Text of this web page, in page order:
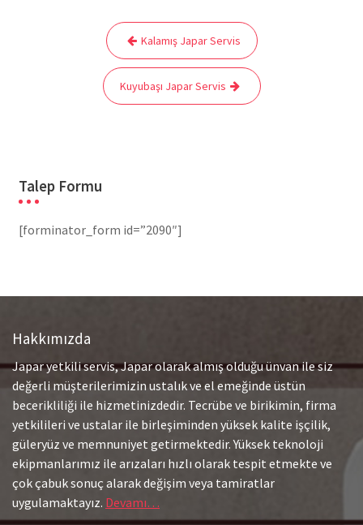
Kalamış Japar Servis
Kuyubaşı Japar Servis
Talep Formu
[forminator_form id=”2090″]
Hakkımızda
Japar yetkili servis, Japar olarak almış olduğu ünvan ile siz
değerli müşterilerimizin ustalık ve el emeğinde üstün
becerikliliği ile hizmetinizdedir. Tecrübe ve birikimin, firma
yetkilileri ve ustalar ile birleşiminden yüksek kalite işçilik,
güleryüz ve memnuniyet getirmektedir. Yüksek teknoloji
ekipmanlarımız ile arızaları hızlı olarak tespit etmekte ve
çok çabuk sonuç alarak değişim veya tamiratlar
uygulamaktayız. Devamı…